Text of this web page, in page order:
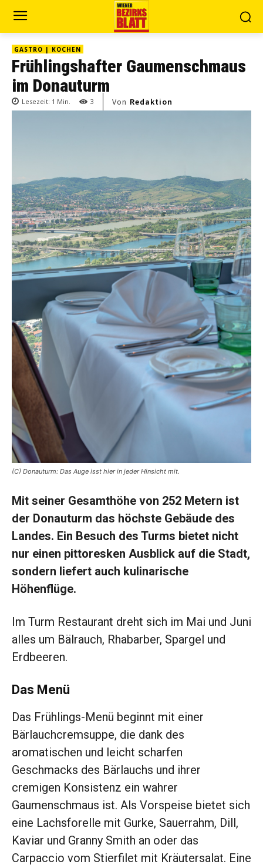
GASTRO | KOCHEN
Frühlingshafter Gaumenschmaus
im Donauturm
Lesezeit: 1 Min. 3 Von Redaktion
(C) Donauturm: Das Auge isst hier in jeder Hinsicht mit.
Mit seiner Gesamthöhe von 252 Metern ist
der Donauturm das höchste Gebäude des
Landes. Ein Besuch des Turms bietet nicht
nur einen pittoresken Ausblick auf die Stadt,
sondern liefert auch kulinarische
Höhenflüge.
Im Turm Restaurant dreht sich im Mai und Juni
alles um Bälrauch, Rhabarber, Spargel und
Erdbeeren.
Das Menü
Das Frühlings-Menü beginnt mit einer
Bärlauchcremsuppe, die dank des
aromatischen und leicht scharfen
Geschmacks des Bärlauchs und ihrer
cremigen Konsistenz ein wahrer
Gaumenschmaus ist. Als Vorspeise bietet sich
eine Lachsforelle mit Gurke, Sauerrahm, Dill,
Kaviar und Granny Smith an oder das
Carpaccio vom Stierfilet mit Kräutersalat. Eine